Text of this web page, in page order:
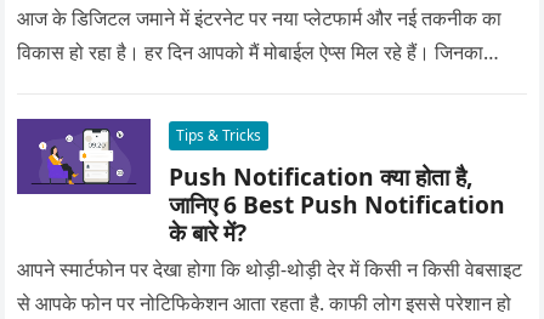
आज के डिजिटल जमाने में इंटरनेट पर नया प्लेटफार्म और नई तकनीक का
विकास हो रहा है। हर दिन आपको मैं मोबाईल ऐप्स मिल रहे हैं। जिनका…
Tips & Tricks
Push Notification क्या होता है,
जानिए 6 Best Push Notification
के बारे में?
आपने स्मार्टफोन पर देखा होगा कि थोड़ी-थोड़ी देर में किसी न किसी वेबसाइट
से आपके फोन पर नोटिफिकेशन आता रहता है. काफी लोग इससे परेशान हो